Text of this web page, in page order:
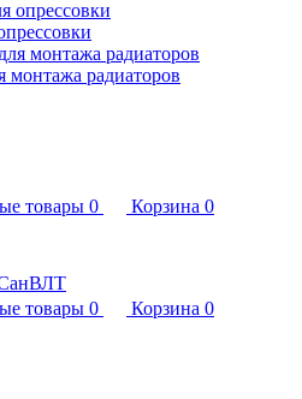
монтажа радиаторов
товары 0 Корзина 0
товары 0 Корзина 0